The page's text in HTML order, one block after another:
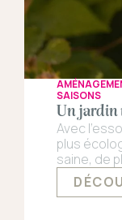
SAISONS
Un jardin
Avec
plus
saine, de